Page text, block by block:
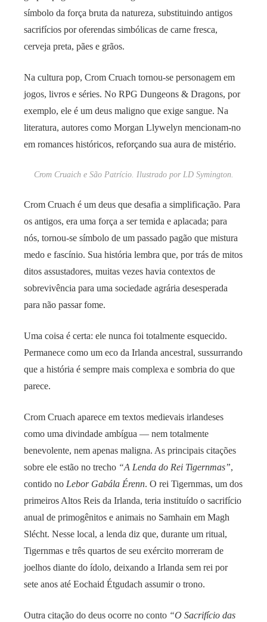
símbolo da força bruta da natureza, substituindo antigos
sacrifícios por oferendas simbólicas de carne fresca,
cerveja preta, pães e grãos.
Na cultura pop, Crom Cruach tornou-se personagem em
jogos, livros e séries. No RPG Dungeons & Dragons, por
exemplo, ele é um deus maligno que exige sangue. Na
literatura, autores como Morgan Llywelyn mencionam-no
em romances históricos, reforçando sua aura de mistério.
Crom Cruaich e São Patrício. Ilustrado por LD Symington.
Crom Cruach é um deus que desafia a simplificação. Para
os antigos, era uma força a ser temida e aplacada; para
nós, tornou-se símbolo de um passado pagão que mistura
medo e fascínio. Sua história lembra que, por trás de mitos
ditos assustadores, muitas vezes havia contextos de
sobrevivência para uma sociedade agrária desesperada
para não passar fome.
Uma coisa é certa: ele nunca foi totalmente esquecido.
Permanece como um eco da Irlanda ancestral, sussurrando
que a história é sempre mais complexa e sombria do que
parece.
Crom Cruach aparece em textos medievais irlandeses
como uma divindade ambígua — nem totalmente
benevolente, nem apenas maligna. As principais citações
sobre ele estão no trecho “A Lenda do Rei Tigernmas”,
contido no Lebor Gabála Érenn. O rei Tigernmas, um dos
primeiros Altos Reis da Irlanda, teria instituído o sacrifício
anual de primogênitos e animais no Samhain em Magh
Slécht. Nesse local, a lenda diz que, durante um ritual,
Tigernmas e três quartos de seu exército morreram de
joelhos diante do ídolo, deixando a Irlanda sem rei por
sete anos até Eochaid Étgudach assumir o trono.
Outra citação do deus ocorre no conto “O Sacrifício das